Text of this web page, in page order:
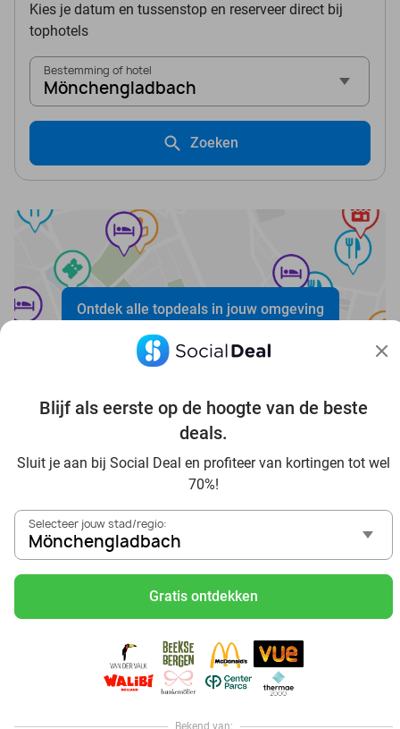
Blijf als eerste op de hoogte van de beste
deals.
Sluit je aan bij Social Deal en profiteer van kortingen tot wel
70%!
Selecteer jouw stad/regio:
Mönchengladbach
Gratis ontdekken
Bekend van:
Kies je datum en tussenstop en reserveer direct bij
tophotels
Bestemming of hotel
Mönchengladbach
Zoeken
Ontdek alle topdeals in jouw omgeving
Voordelig genieten in Mönchengladbach: haal deal-
In die Sauna in Mönchengladbach und Umgebung
Tagesausflug zum Movie Park Germany mit Rabatt, von
Mönchengladbach aus
Frühstück & Mittagessen in Mönchengladbach
Reise von Mönchengladbach aus und erlebe einen
fantastischen Tag im Freizeitpark Europa-Park
Besuche das Phantasialand von Mönchengladbach aus
und erlebe einen phantastischen Tagesausflug
Sushi schlemmen in Mönchengladbach